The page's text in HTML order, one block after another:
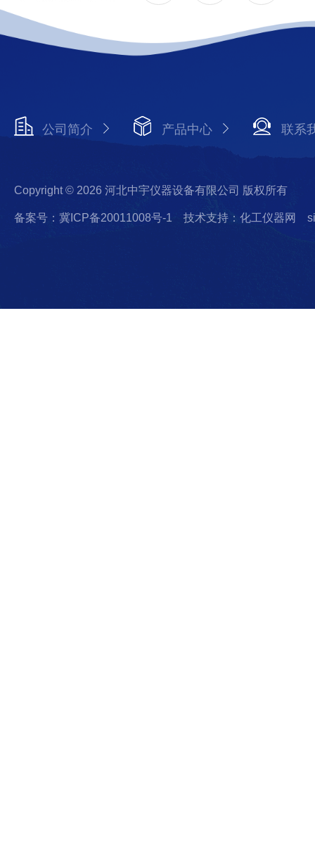
公司简介 产品中心 联系
Copyright © 2026 河北中宇仪器设备有限公司 版权所有
备案号：冀ICP备20011008号-1 技术支持：化工仪器网